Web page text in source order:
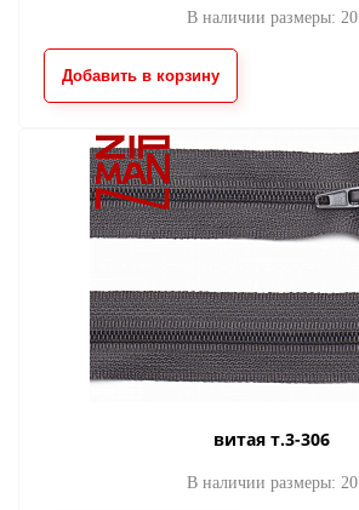
В наличии размеры: 20
Добавить в корзину
витая т.3-306
В наличии размеры: 20